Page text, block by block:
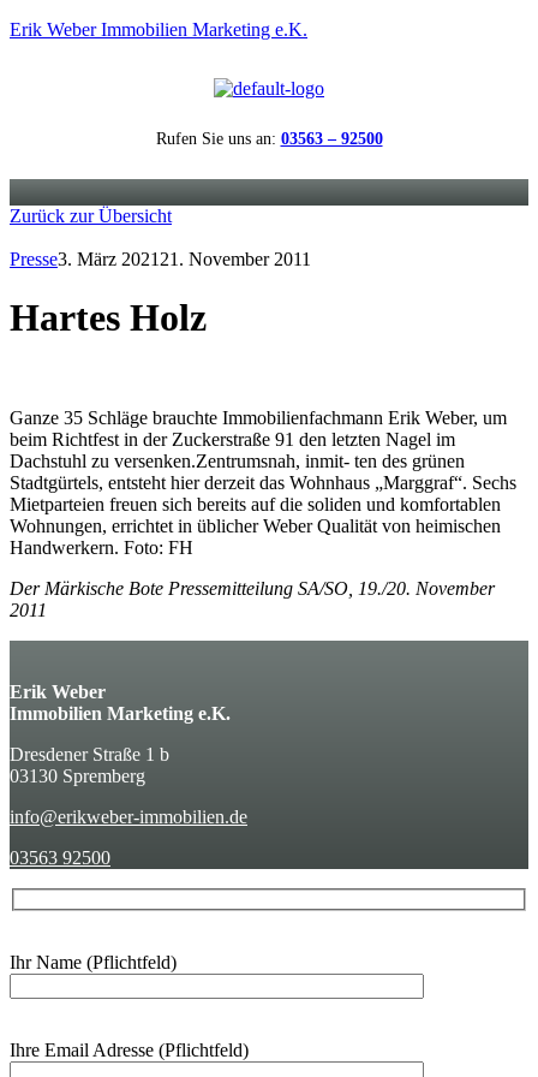
Erik Weber Immobilien Marketing e.K.
Rufen Sie uns an: 03563 – 92500
Menü
Zurück zur Übersicht
Presse3. März 2021 21. November 2011
Hartes Holz
Ganze 35 Schläge brauchte Immobilienfachmann Erik Weber, um
beim Richtfest in der Zuckerstraße 91 den letzten Nagel im
Dachstuhl zu versenken.Zentrumsnah, inmit- ten des grünen
Stadtgürtels, entsteht hier derzeit das Wohnhaus „Marggraf“. Sechs
Mietparteien freuen sich bereits auf die soliden und komfortablen
Wohnungen, errichtet in üblicher Weber Qualität von heimischen
Handwerkern. Foto: FH
Der Märkische Bote Pressemitteilung SA/SO, 19./20. November
2011
Erik Weber
Immobilien Marketing e.K.
Dresdener Straße 1 b
03130 Spremberg
info@erikweber-immobilien.de
03563 92500
Ihr Name (Pflichtfeld)
Ihre Email Adresse (Pflichtfeld)